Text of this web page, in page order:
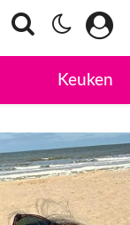
Keuken